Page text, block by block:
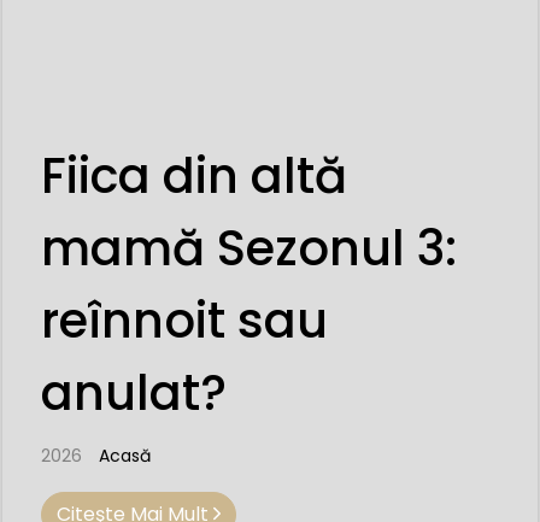
Fiica din altă
mamă Sezonul 3:
reînnoit sau
anulat?
2026 Acasă
Citeşte Mai Mult